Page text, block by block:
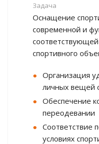
Задача
Оснащение
современной и
спортивного
Организация
личных вещей
Обеспечение
переодевании
Соответствие
условиях